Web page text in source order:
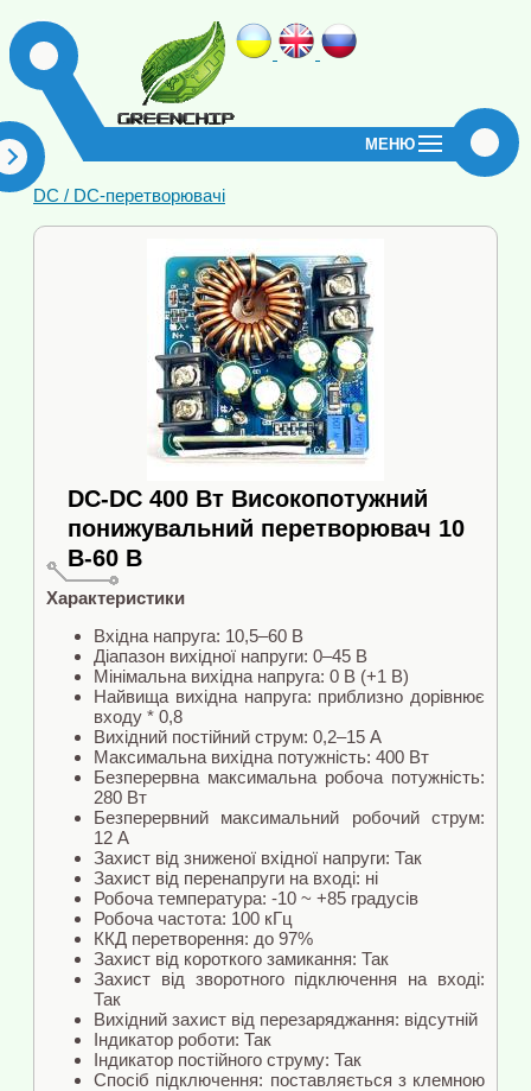
МЕНЮ
DC / DC-перетворювачі
DC-DC 400 Вт Високопотужний
понижувальний перетворювач 10
В-60 В
Характеристики
Вхідна напруга: 10,5–60 В
Діапазон вихідної напруги: 0–45 В
Мінімальна вихідна напруга: 0 В (+1 В)
Найвища вихідна напруга: приблизно дорівнює
входу * 0,8
Вихідний постійний струм: 0,2–15 А
Максимальна вихідна потужність: 400 Вт
Безперервна максимальна робоча потужність:
280 Вт
Безперервний максимальний робочий струм:
12 А
Захист від зниженої вхідної напруги: Так
Захист від перенапруги на вході: ні
Робоча температура: -10 ~ +85 градусів
Робоча частота: 100 кГц
ККД перетворення: до 97%
Захист від короткого замикання: Так
Захист від зворотного підключення на вході:
Так
Вихідний захист від перезаряджання: відсутній
Індикатор роботи: Так
Індикатор постійного струму: Так
Спосіб підключення: поставляється з клемною